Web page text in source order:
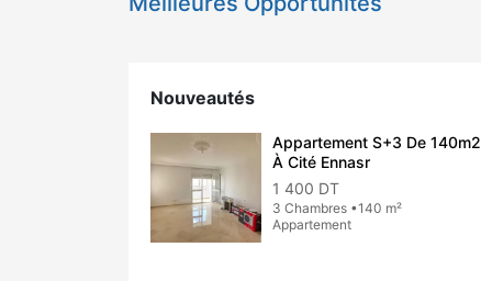
Nouveautés
Appartement S+3 De 140m2
À Cité Ennasr
1 400 DT
3 Chambres •140 m²
Appartement